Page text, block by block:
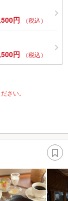
円 （税込）
円 （税込）
さい。